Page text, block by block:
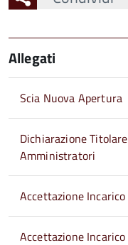
Allegati
Scia Nuova Apertura
Dichiarazione
Amministratori
Accettazione Incarico
Accettazione